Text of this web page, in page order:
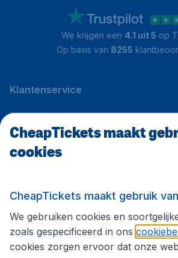
We krijgen een 4.1 uit 5 op
Op basis van 8255
Klantenservice
CheapTickets.be
Volg CheapTickets.be
CheapTickets maakt
cookies
CheapTickets maakt gebruik
We gebruiken cookies en
zoals gespecificeerd in ons
cookies zorgen ervoor dat onze